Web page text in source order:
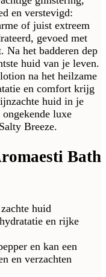
en verstevigd:
of juist extreem
gevoed met
het badderen dep
huid van je leven.
na het heilzame
en comfort krijg
huid in je
luxe
Breeze.
Bath
huid
en rijke
en kan een
en verzachten